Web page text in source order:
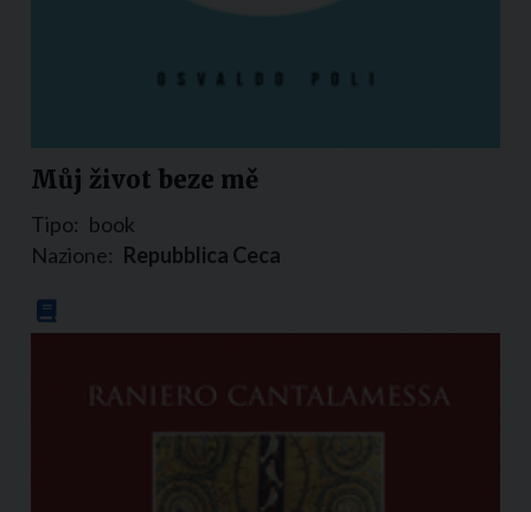
Můj život beze mě
Tipo: book
Nazione: Repubblica Ceca